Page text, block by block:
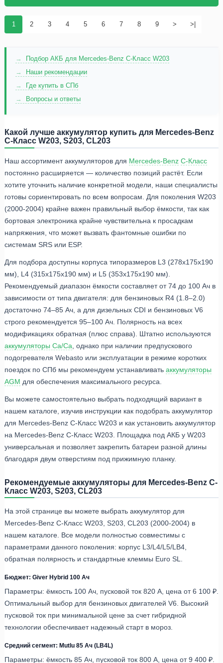
1 2 3 4 5 6 7 8 9 > >|
Подбор АКБ для Mercedes-Benz C-Класс W203
Наши рекомендации
Где купить в СПб
Вопросы и ответы
Какой лучше аккумулятор купить для Mercedes-Benz
C-Класс W203, S203, CL203
Наш ассортимент аккумуляторов для Mercedes-Benz C-Класс
постоянно расширяется — количество позиций растёт. Если
хотите уточнить наличие конкретной модели, наши специалисты
готовы сориентировать по всем вопросам. Для поколения W203
(2000-2004) крайне важен правильный выбор ёмкости, так как
бортовая электроника крайне чувствительна к просадкам
напряжения, что может вызвать фантомные ошибки по
системам SRS или ESP.
Для подбора доступны корпуса типоразмеров L3 (278x175x190
мм), L4 (315x175x190 мм) и L5 (353x175x190 мм).
Рекомендуемый диапазон ёмкости составляет от 74 до 100 Ач в
зависимости от типа двигателя: для бензиновых R4 (1.8–2.0)
достаточно 74–85 Ач, а для дизельных CDI и бензиновых V6
строго рекомендуется 95–100 Ач. Полярность на всех
модификациях обратная (плюс справа). Штатно используются
аккумуляторы Ca/Ca , однако при наличии предпускового
подогревателя Webasto или эксплуатации в режиме коротких
поездок по СПб мы рекомендуем устанавливать аккумуляторы
AGM для обеспечения максимального ресурса.
Вы можете самостоятельно выбрать подходящий вариант в
нашем каталоге, изучив инструкции как подобрать аккумулятор
для Mercedes-Benz C-Класс W203 и как установить аккумулятор
на Mercedes-Benz C-Класс W203. Площадка под АКБ у W203
универсальная и позволяет закрепить батареи разной длины
благодаря двум отверстиям под прижимную планку.
Рекомендуемые аккумуляторы для Mercedes-Benz C-
Класс W203, S203, CL203
На этой странице вы можете выбрать аккумулятор для
Mercedes-Benz C-Класс W203, S203, CL203 (2000-2004) в
нашем каталоге. Все модели полностью совместимы с
параметрами данного поколения: корпус L3/L4/L5/LB4,
обратная полярность и стандартные клеммы Euro SL.
Бюджет: Giver Hybrid 100 Ач
Параметры: ёмкость 100 Ач, пусковой ток 820 А, цена от 6 100 ₽.
Оптимальный выбор для бензиновых двигателей V6. Высокий
пусковой ток при минимальной цене за счет гибридной
технологии обеспечивает надежный старт в мороз.
Средний сегмент: Mutlu 85 Ач (LB4L)
Параметры: ёмкость 85 Ач, пусковой ток 800 А, цена от 9 400 ₽.